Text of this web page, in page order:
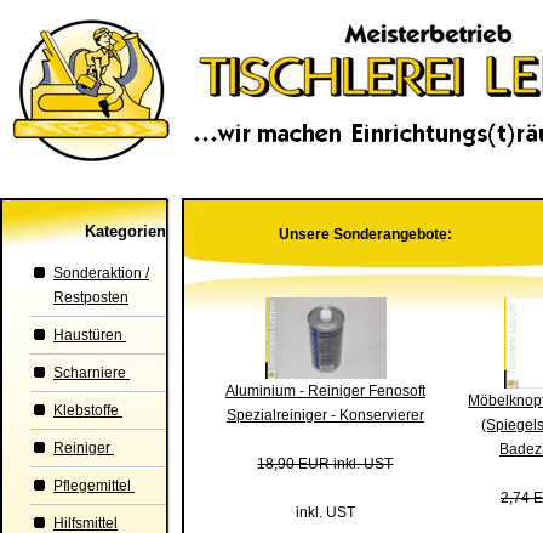
Kategorien
Sonderaktion /
Restposten
Haustüren
Scharniere
Klebstoffe
Reiniger
Pflegemittel
Hilfsmittel
Unsere Sonderangebote:
Aluminium - Reiniger Fenosoft
Spezialreiniger - Konservierer
18,90 EUR inkl. UST
inkl. UST
2,74